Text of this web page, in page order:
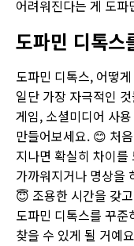
어려워진다는 게 도
도파민 디톡스
도파민 디톡스, 어떻
일단 가장 자극적인
게임, 소셜미디어 사
만들어보세요. 😊 처
지나면 확실히 차이
가까워지거나 명상을
😇 조용한 시간을 갖
도파민 디톡스를 꾸
찾을 수 있게 될 거예